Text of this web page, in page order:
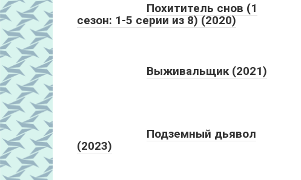
Похититель снов (1
сезон: 1-5 серии из 8) (2020)
Выживальщик (2021)
Подземный дьявол
(2023)